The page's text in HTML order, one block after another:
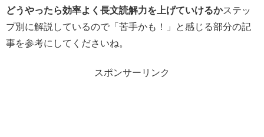
どうやったら効率よく長文読解力を上げていけるかステッ
プ別に解説しているので「苦手かも！」と感じる部分の記
事を参考にしてくださいね。
スポンサーリンク